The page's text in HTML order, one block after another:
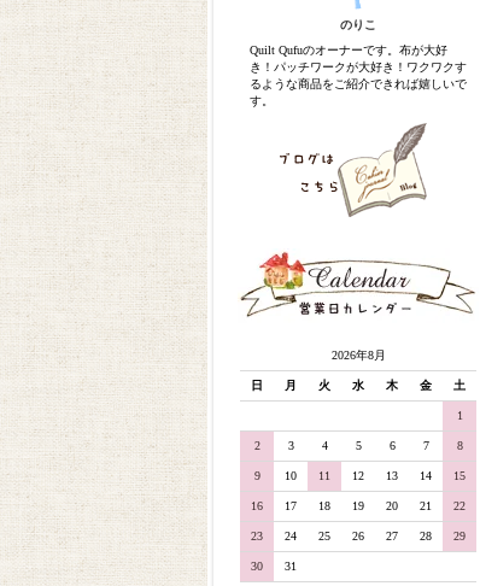
のりこ
Quilt Qufuのオーナーです。布が大好
き！パッチワークが大好き！ワクワクす
るような商品をご紹介できれば嬉しいで
す。
2026年8月
日 月 火 水 木 金 土
1
2 3 4 5 6 7 8
9 10 11 12 13 14 15
16 17 18 19 20 21 22
23 24 25 26 27 28 29
30 31